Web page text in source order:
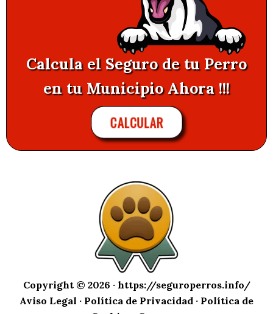
Calcula el Seguro de tu Perro
en tu Municipio Ahora !!!
CALCULAR
Copyright © 2026 · https://seguroperros.info/
Aviso Legal · Política de Privacidad · Política de